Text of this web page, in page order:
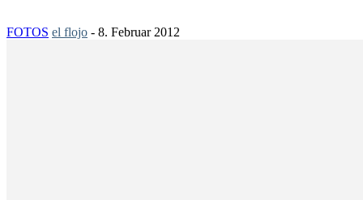
FOTOS el flojo - 8. Februar 2012